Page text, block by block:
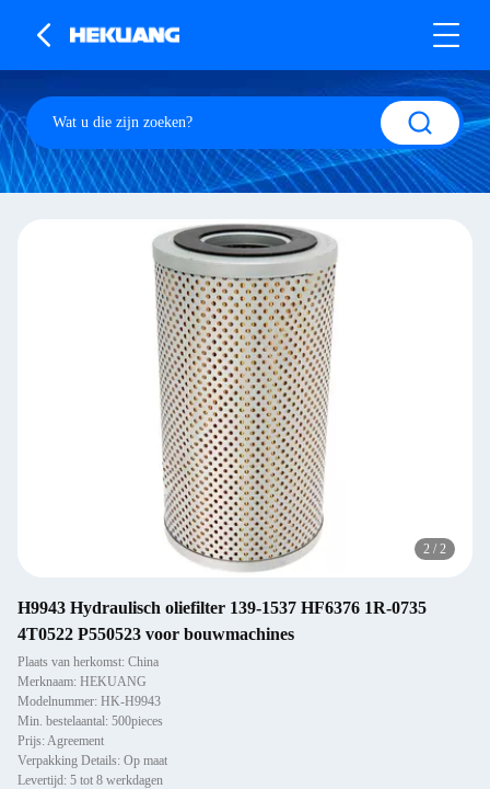
2 / 2
H9943 Hydraulisch oliefilter 139-1537 HF6376 1R-0735
4T0522 P550523 voor bouwmachines
Plaats van herkomst: China
Merknaam: HEKUANG
Modelnummer: HK-H9943
Min. bestelaantal: 500pieces
Prijs: Agreement
Verpakking Details: Op maat
Levertijd: 5 tot 8 werkdagen